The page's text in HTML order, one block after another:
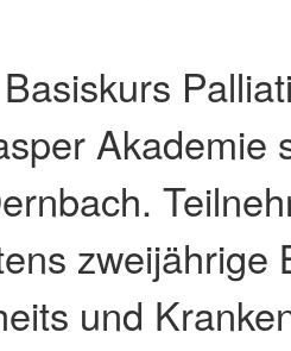
Akademie
zweijährige
und